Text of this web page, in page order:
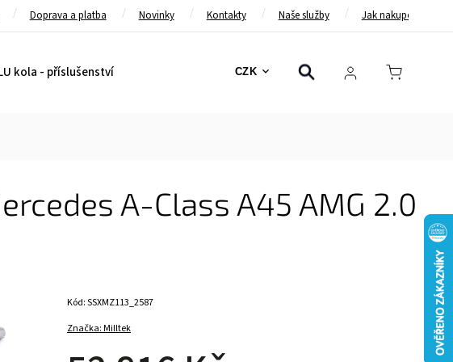
Doprava a platba Novinky Kontakty Naše služby Jak nakupovat
CZK
kola - příslušenství Bezpečnostní pásy Bezpečnostní rámy
A-Class A45 AMG 2.0
Značka:Milltek
Kód:SSXMZ113_2587